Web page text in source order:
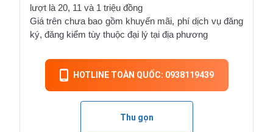
lượt là 20, 11 và 1 triệu đồng
Giá trên chưa bao gồm khuyến mãi, phí dịch vụ đăng
ký, đăng kiểm tùy thuộc đại lý tại địa phương
HOTLINE TOÀN QUỐC: 0938119439
Thu gọn